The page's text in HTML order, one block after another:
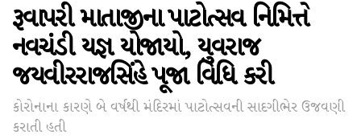
રૂવાપરી માતાજીના પાટોત્સવ નિમિત્તે
નવચંડી યજ્ઞ યોજાયો, યુવરાજ
જયવીરરાજસિંહે પૂજા વિધિ કરી
કોરોનાના કારણે બે વર્ષથી મંદિરમાં પાટોત્સવની સાદગીભેર ઉજવણી
કરાતી હતી